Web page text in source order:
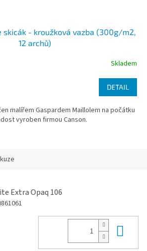
- kroužková vazba (300g/m2,
12 archů)
Skladem
DETAIL
malířem Gaspardem Maillolem na počátku
vyroben firmou Canson.
Extra Opaq 106